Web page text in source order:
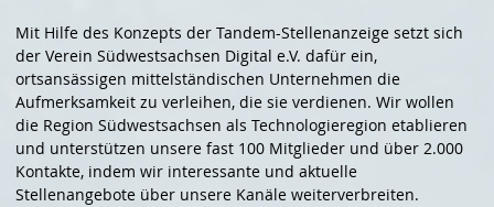
Mit Hilfe des Konzepts der Tandem-Stellenanzeige setzt sich
der Verein Südwestsachsen Digital e.V. dafür ein,
ortsansässigen mittelständischen Unternehmen die
Aufmerksamkeit zu verleihen, die sie verdienen. Wir wollen
die Region Südwestsachsen als Technologieregion etablieren
und unterstützen unsere fast 100 Mitglieder und über 2.000
Kontakte, indem wir interessante und aktuelle
Stellenangebote über unsere Kanäle weiterverbreiten.